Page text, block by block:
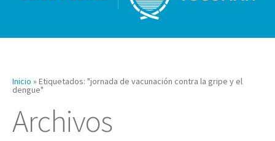
Inicio » Etiquetados: "jornada de vacunación contra la gripe y el
dengue"
Archivos